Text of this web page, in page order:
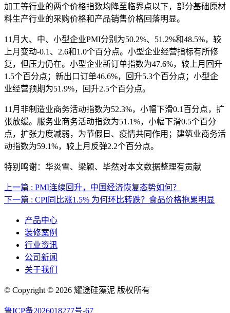
加工等行业的两个价格指数均降至临界点以下，部分基础原材
料生产行业的采购价格和产品销售价格回落明显。
11月大、中、小型企业PMI分别为50.2%、51.2%和48.5%，较
上月变动-0.1、2.6和1.0个百分点。小型企业经营指标有所修
复，但压力仍在。小型企业新订单指数为47.6%，较上月回升
1.5个百分点；新出口订单46.6%，回升5.3个百分点；小型企
业经营预期为51.9%，回升2.5个百分点。
11月非制造业商务活动指数为52.3%，小幅下滑0.1百分点，扩
张放缓。服务业商务活动指数为51.1%，小幅下滑0.5个百分
点，扩张力度减弱，为节假日、疫情共同作用；建筑业商务活
动指数为59.1%，较上月反弹2.2个百分点。
特别鸣谢：华炎雪、梁颖、毕然对本文数据整理有贡献
上一篇 : PMI连续回升，中国经济恢复态势如何？
下一篇 : CPI同比涨1.5% 为何环比转跌？食品价格拖累明显
产品中心
装修案例
行业资讯
公司新闻
关于我们
© Copyright © 2026 耀途硅藻泥 版权所有
鲁ICP备2026018277号-67